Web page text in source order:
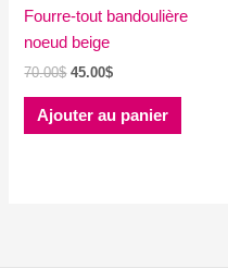
produit
Fourre-tout bandoulière
noeud beige
70.00$ Le
initial
45.00$Le
actuel
est :
Ajouter au panier